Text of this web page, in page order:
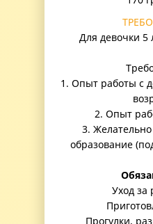
Для девочки 5
1. Опыт работы с
2. Опыт
3. Желательно
образование
Уход за
Прогулки,